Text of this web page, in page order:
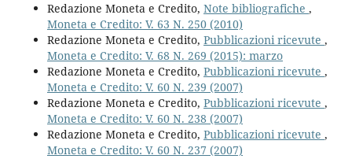
Redazione Moneta e Credito, Note bibliografiche ,
Moneta e Credito: V. 63 N. 250 (2010)
Redazione Moneta e Credito, Pubblicazioni ricevute ,
Moneta e Credito: V. 68 N. 269 (2015): marzo
Redazione Moneta e Credito, Pubblicazioni ricevute ,
Moneta e Credito: V. 60 N. 239 (2007)
Redazione Moneta e Credito, Pubblicazioni ricevute ,
Moneta e Credito: V. 60 N. 238 (2007)
Redazione Moneta e Credito, Pubblicazioni ricevute ,
Moneta e Credito: V. 60 N. 237 (2007)